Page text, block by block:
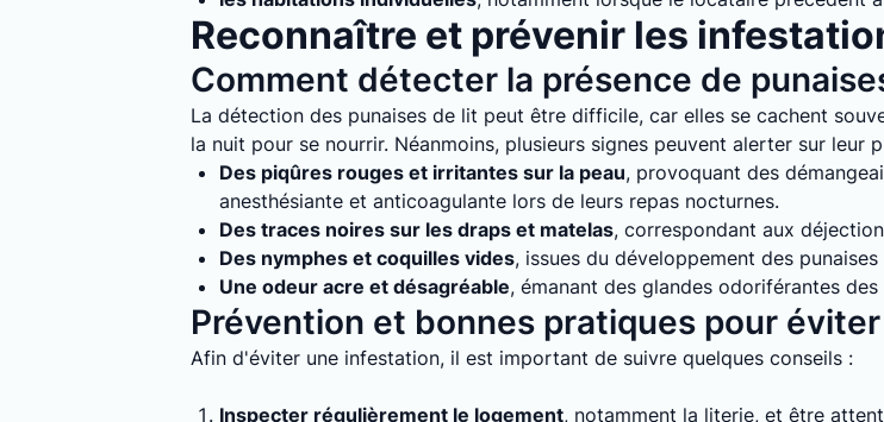
Reconnaître et prévenir les
Comment détecter la présence de
La détection des punaises de lit peut être difficile, car elles se cachent
la nuit pour se nourrir. Néanmoins, plusieurs signes peuvent alerter sur leur
Des piqûres rouges et irritantes sur la peau, provoquant des
anesthésiante et anticoagulante lors de leurs repas nocturnes.
Des traces noires sur les draps et matelas, correspondant aux
Des nymphes et coquilles vides, issues du développement des
Une odeur acre et désagréable, émanant des glandes odoriférantes
Prévention et bonnes pratiques pour
Afin d'éviter une infestation, il est important de suivre quelques conseils :
Inspecter régulièrement le logement, notamment la literie, et être